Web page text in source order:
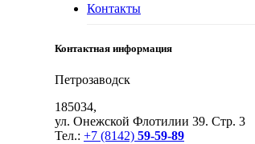
Контакты
Контактная информация
Петрозаводск
185034,
ул. Онежской Флотилии 39. Стр. 3
Тел.: +7 (8142) 59-59-89